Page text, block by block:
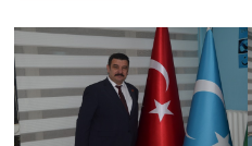
RAMAZAN
BAYRAMI MESAJI